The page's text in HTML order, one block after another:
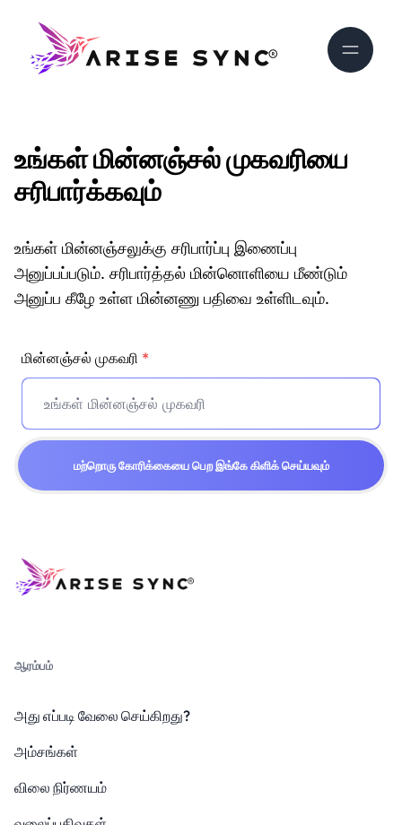
உங்கள் மின்னஞ்சல் முகவரியை
சரிபார்க்கவும்
உங்கள் மின்னஞ்சலுக்கு சரிபார்ப்பு இணைப்பு
அனுப்பப்படும். சரிபார்த்தல் மின்னொளியை மீண்டும்
அனுப்ப கீழே உள்ள மின்னணு பதிவை உள்ளிடவும்.
மின்னஞ்சல் முகவரி *
மற்றொரு கோரிக்கையை பெற இங்கே கிளிக் செய்யவும்
ஆரம்பம்
அது எப்படி வேலை செய்கிறது?
அம்சங்கள்
விலை நிர்ணயம்